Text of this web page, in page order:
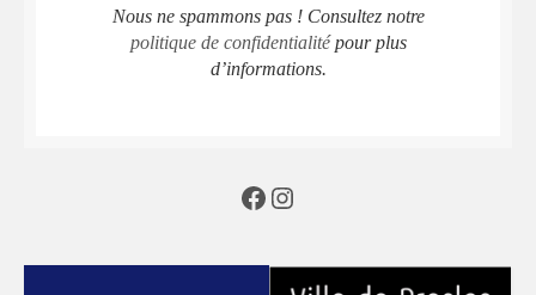
Nous ne spammons pas ! Consultez notre
politique de confidentialitépour plus
d’informations.
Facebook
Instagram